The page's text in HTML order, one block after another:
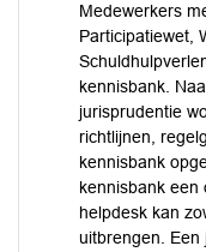
Medewerkers
Participatiewet,
kennisbank.
jurisprudentie
richtlijnen,
kennisbank
kennisbank een
helpdesk kan
uitbrengen. Een